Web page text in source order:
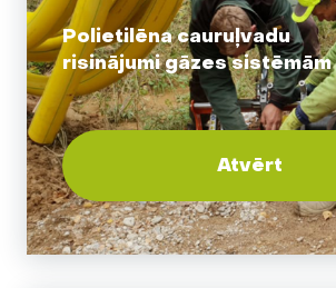
Polietilēna cauruļvadu
risinājumi gāzes sistēmām
Atvērt